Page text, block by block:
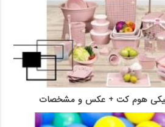
هوم کت + عکس و مشخصات